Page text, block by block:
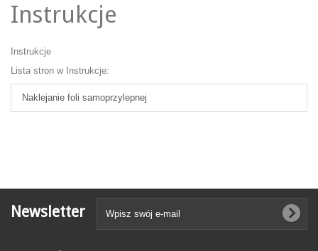
Instrukcje
Instrukcje
Lista stron w Instrukcje:
Naklejanie foli samoprzylepnej
Newsletter